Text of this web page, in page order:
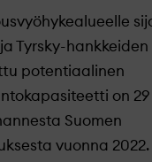
Tyrsky-hankkeiden
potentiaalinen
on 29
Suomen
vuonna